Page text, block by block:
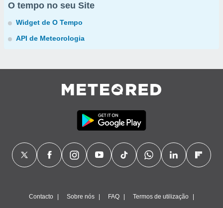
O tempo no seu Site
Widget de O Tempo
API de Meteorologia
Contacto Sobre nós FAQ Termos de utilização